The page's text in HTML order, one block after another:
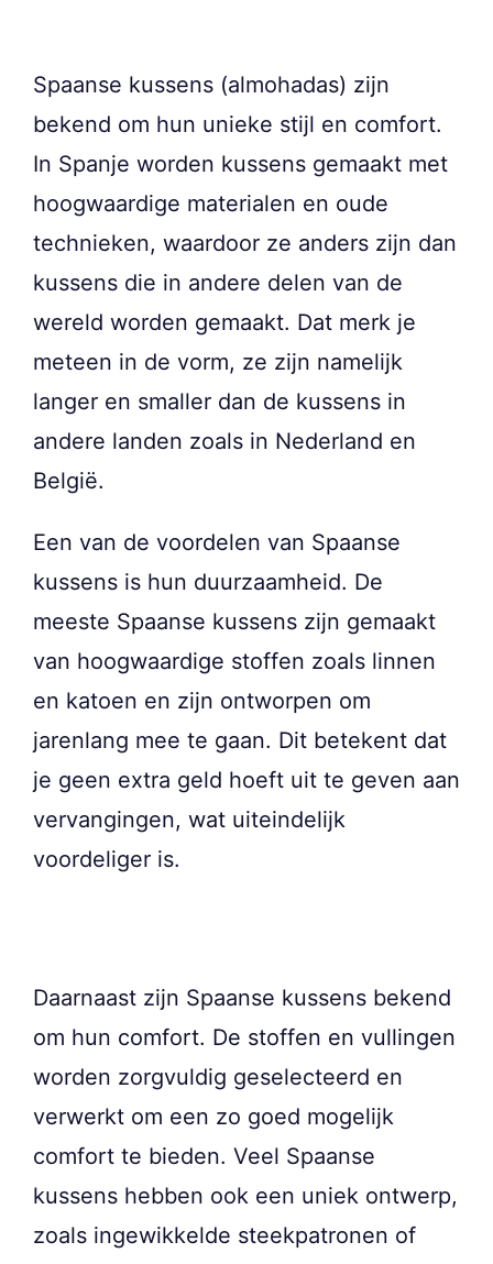
Spaanse kussens (almohadas) zijn
bekend om hun unieke stijl en comfort.
In Spanje worden kussens gemaakt met
hoogwaardige materialen en oude
technieken, waardoor ze anders zijn dan
kussens die in andere delen van de
wereld worden gemaakt. Dat merk je
meteen in de vorm, ze zijn namelijk
langer en smaller dan de kussens in
andere landen zoals in Nederland en
België.
Een van de voordelen van Spaanse
kussens is hun duurzaamheid. De
meeste Spaanse kussens zijn gemaakt
van hoogwaardige stoffen zoals linnen
en katoen en zijn ontworpen om
jarenlang mee te gaan. Dit betekent dat
je geen extra geld hoeft uit te geven aan
vervangingen, wat uiteindelijk
voordeliger is.
Daarnaast zijn Spaanse kussens bekend
om hun comfort. De stoffen en vullingen
worden zorgvuldig geselecteerd en
verwerkt om een zo goed mogelijk
comfort te bieden. Veel Spaanse
kussens hebben ook een uniek ontwerp,
zoals ingewikkelde steekpatronen of